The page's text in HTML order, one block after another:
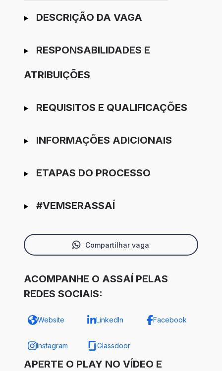
Ir para candidatura
DESCRIÇÃO DA VAGA
RESPONSABILIDADES E
ATRIBUIÇÕES
REQUISITOS E QUALIFICAÇÕES
INFORMAÇÕES ADICIONAIS
ETAPAS DO PROCESSO
#VEMSERASSAÍ
Compartilhar vaga
ACOMPANHE O ASSAÍ PELAS
REDES SOCIAIS:
Website LinkedIn Facebook
Instagram Glassdoor
APERTE O PLAY NO VÍDEO E